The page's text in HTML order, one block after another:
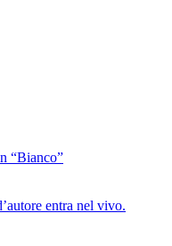
“Bianco”
entra nel vivo.